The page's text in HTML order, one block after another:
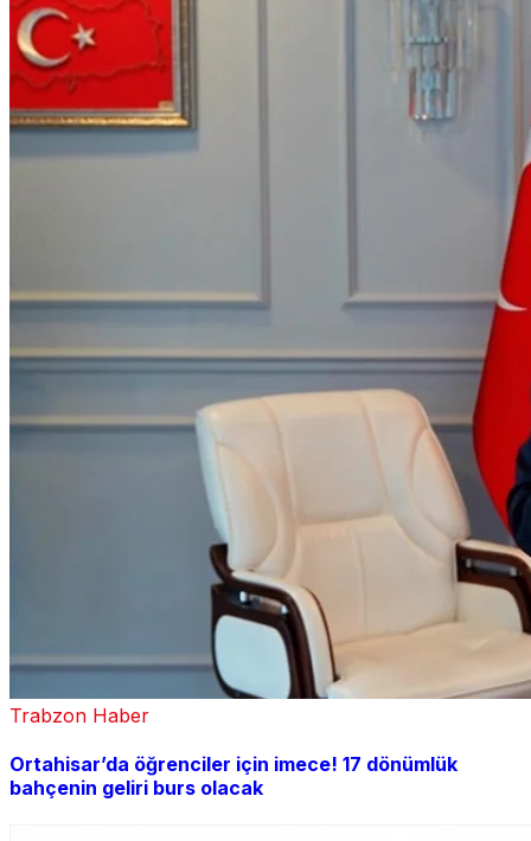
Trabzon Haber
Ortahisar’da öğrenciler için imece! 17 dönümlük
bahçenin geliri burs olacak